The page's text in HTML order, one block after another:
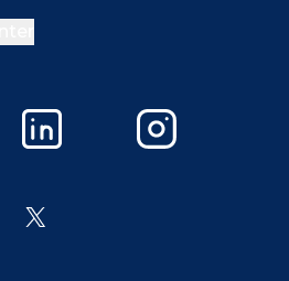
LinkedIn Instagram
XPiù opzioni